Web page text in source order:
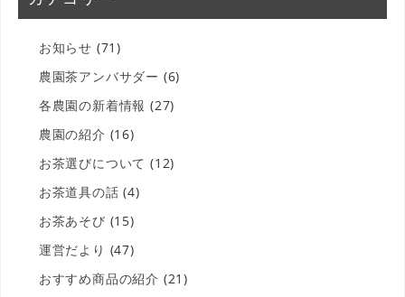
お知らせ (71)
農園茶アンバサダー (6)
各農園の新着情報 (27)
農園の紹介 (16)
お茶選びについて (12)
お茶道具の話 (4)
お茶あそび (15)
運営だより (47)
おすすめ商品の紹介 (21)